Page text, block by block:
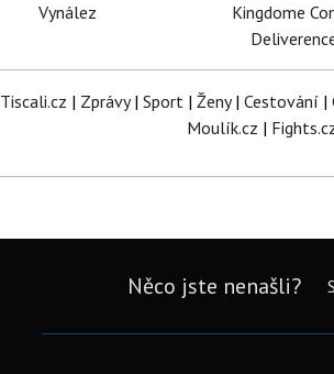
Vynález
Kingdome
Tiscali.cz | Zprávy| Sport| Ženy| Cestování |
Moulík.cz |
Něco jste nenašli?